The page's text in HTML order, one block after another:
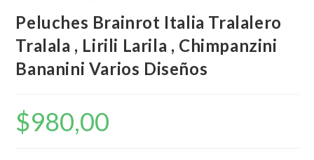
Peluches Brainrot Italia Tralalero
Tralala , Lirili Larila , Chimpanzini
Bananini Varios Diseños
$980,00